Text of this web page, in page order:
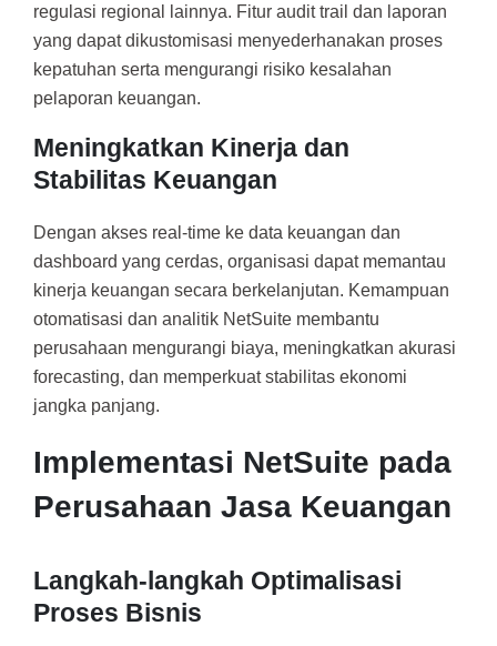
regulasi regional lainnya. Fitur audit trail dan laporan
yang dapat dikustomisasi menyederhanakan proses
kepatuhan serta mengurangi risiko kesalahan
pelaporan keuangan.
Meningkatkan Kinerja dan
Stabilitas Keuangan
Dengan akses real-time ke data keuangan dan
dashboard yang cerdas, organisasi dapat memantau
kinerja keuangan secara berkelanjutan. Kemampuan
otomatisasi dan analitik NetSuite membantu
perusahaan mengurangi biaya, meningkatkan akurasi
forecasting, dan memperkuat stabilitas ekonomi
jangka panjang.
Implementasi NetSuite pada
Perusahaan Jasa Keuangan
Langkah-langkah Optimalisasi
Proses Bisnis